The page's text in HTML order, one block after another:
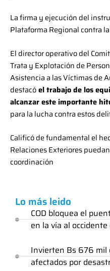
La firma y ejecución del
Plataforma Regional contra
El director operativo del
Trata y Explotación de
Asistencia a las Víctimas de
destacóel trabajo de los
alcanzar este importante
para la lucha contra estos
Calificó de fundamental el
Relaciones Exteriores
coordinación
Lo más leido
COD bloquea el
en la vía al occidente
Invierten Bs 676 mil
afectados por